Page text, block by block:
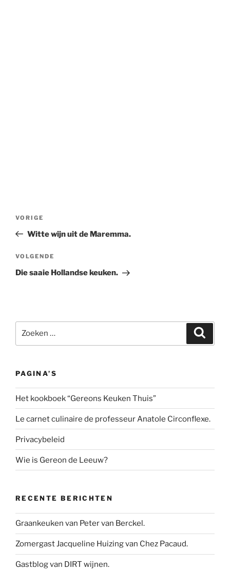
Vorig
bericht
VORIGE
Witte wijn uit de Maremma.
Volgend
bericht
VOLGENDE
Die saaie Hollandse keuken.
naar:
PAGINA’S
Het kookboek “Gereons Keuken Thuis”
Le carnet culinaire de professeur Anatole Circonflexe.
Privacybeleid
Wie is Gereon de Leeuw?
RECENTE BERICHTEN
Graankeuken van Peter van Berckel.
Zomergast Jacqueline Huizing van Chez Pacaud.
Gastblog van DIRT wijnen.